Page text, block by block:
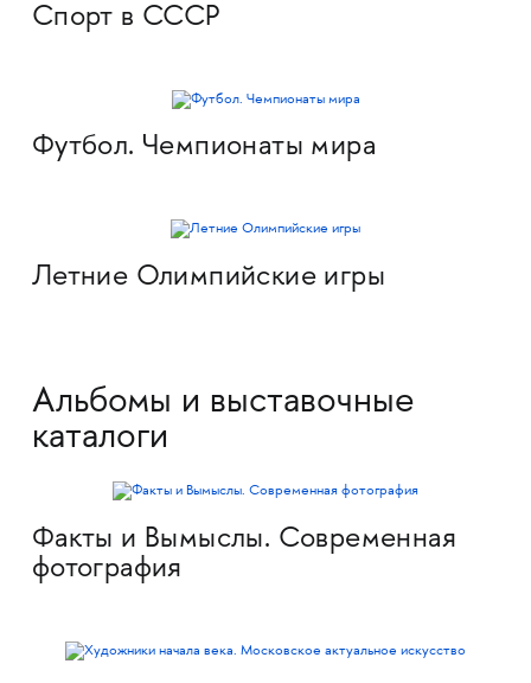
Спорт в СССР
Футбол. Чемпионаты мира
Летние Олимпийские игры
Альбомы и выставочные
каталоги
Факты и Вымыслы. Современная
фотография